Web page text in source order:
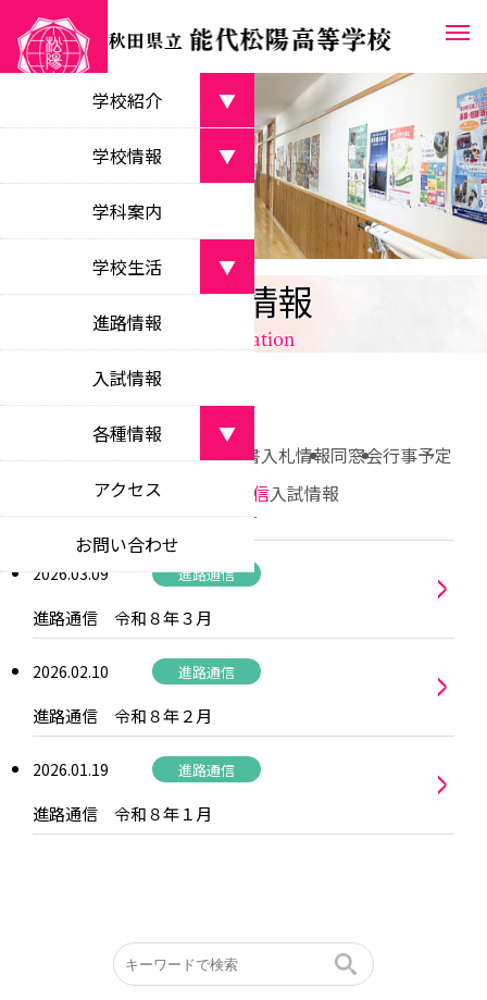
学校紹介
▼
学校長あいさつ
学校目標
objectives
沿革
school history
校名・校章・校歌等
about the school
学校情報
▼
学校案内パンフレット
教育課程
curriculum
校時表
class schedule
学校いじめ防止
bullying prevention
教育理念
educational philosophy
中期ビジョン
our 5-year vision
学科案内
学校生活
▼
部活動
学校行事
school events
生徒会活動
student council activities
特色ある教育活動
unique educational opportunities
school uniform
進路情報
入試情報
各種情報
▼
新着情報
お知らせ
notices
各種証明書
competitive bidding information
同窓会
アクセス
お問い合わせ
各種情報
information
新着情報お知らせ各種証明書入札情報同窓会行事予定
部活動
進路通信入試情報
2026.03.09 進路通信
進路通信 令和８年３月 >
2026.02.10 進路通信
進路通信 令和８年２月 >
2026.01.19 進路通信
進路通信 令和８年１月 >